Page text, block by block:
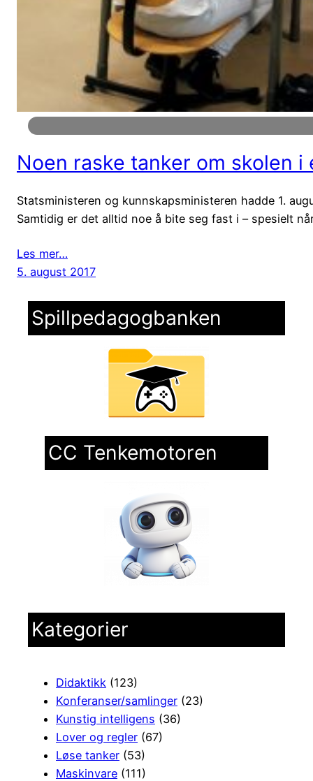
Noen raske tanker om skolen
Statsministeren og kunnskapsministeren hadde 1.
Samtidig er det alltid noe å bite seg fast i – spesielt
Les mer…
5. august 2017
Spillpedagogbanken
CC Tenkemotoren
Kategorier
Didaktikk (123)
Konferanser/samlinger (23)
Kunstig intelligens (36)
Lover og regler (67)
Løse tanker (53)
Maskinvare (111)